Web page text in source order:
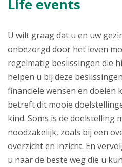
Life events
U wilt graag dat u en uw
onbezorgd door het leven
regelmatig beslissingen die
helpen u bij deze
financiële wensen en doelen
betreft dit mooie
kind. Soms is de doelstelling
noodzakelijk, zoals bij een
overzicht en inzicht. En
u naar de beste weg die u